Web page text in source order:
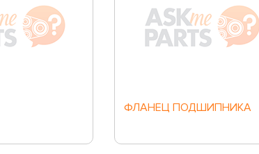
ФЛАНЕЦ ПОДШИПНИКА